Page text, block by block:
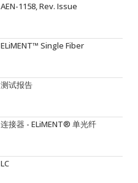
AEN-1158, Rev. Issue
ELiMENT™ Single Fiber
测试报告
连接器 - ELiMENT® 单光纤
LC